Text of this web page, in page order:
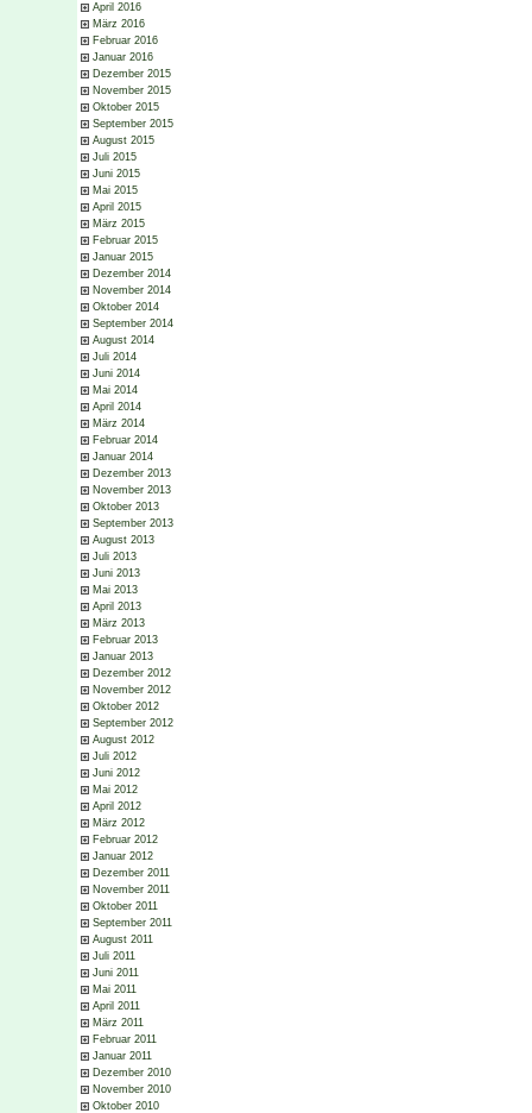
April 2016
März 2016
Februar 2016
Januar 2016
Dezember 2015
November 2015
Oktober 2015
September 2015
August 2015
Juli 2015
Juni 2015
Mai 2015
April 2015
März 2015
Februar 2015
Januar 2015
Dezember 2014
November 2014
Oktober 2014
September 2014
August 2014
Juli 2014
Juni 2014
Mai 2014
April 2014
März 2014
Februar 2014
Januar 2014
Dezember 2013
November 2013
Oktober 2013
September 2013
August 2013
Juli 2013
Juni 2013
Mai 2013
April 2013
März 2013
Februar 2013
Januar 2013
Dezember 2012
November 2012
Oktober 2012
September 2012
August 2012
Juli 2012
Juni 2012
Mai 2012
April 2012
März 2012
Februar 2012
Januar 2012
Dezember 2011
November 2011
Oktober 2011
September 2011
August 2011
Juli 2011
Juni 2011
Mai 2011
April 2011
März 2011
Februar 2011
Januar 2011
Dezember 2010
November 2010
Oktober 2010